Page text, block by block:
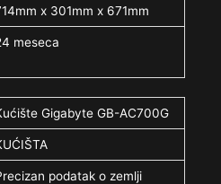
x 301mm x 671mm
meseca
Gigabyte GB-AC700G
podatak o zemlji